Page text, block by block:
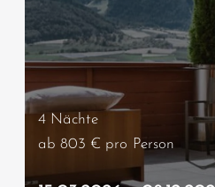
4 Nächte
ab 803 € pro Person